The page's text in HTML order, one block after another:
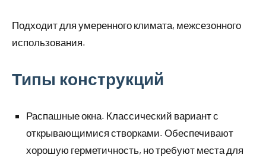
Подходит для умеренного климата, межсезонного
использования.
Типы конструкций
Распашные окна. Классический вариант с
открывающимися створками. Обеспечивают
хорошую герметичность, но требуют места для